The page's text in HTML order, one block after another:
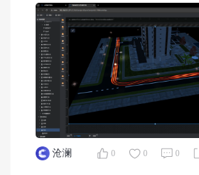
沧澜 0 0 0